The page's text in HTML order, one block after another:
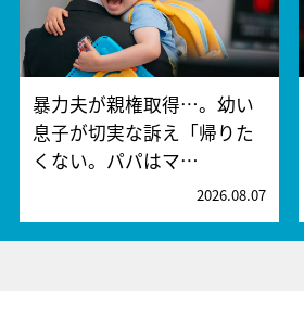
暴力夫が親権取得…。幼い
息子が切実な訴え「帰りた
くない。パパはマ…
2026.08.07